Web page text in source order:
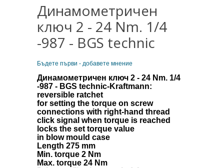
Динамометричен
ключ 2 - 24 Nm. 1/4
-987 - BGS technic
Бъдете първи - добавете мнение
Динамометричен ключ 2 - 24 Nm. 1/4
-987 - BGS technic-Kraftmann:
reversible ratchet
for setting the torque on screw
connections with right-hand thread
click signal when torque is reached
locks the set torque value
in blow mould case
Length 275 mm
Min. torque 2 Nm
Max. torque 24 Nm